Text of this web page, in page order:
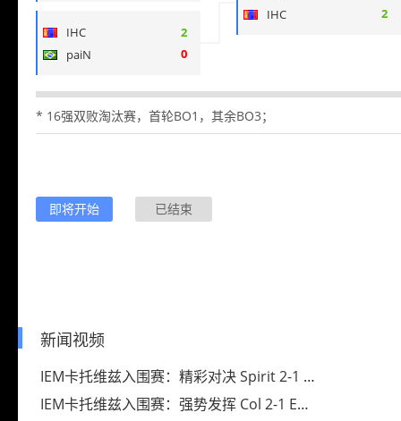
IHC
2
paiN
0
IHC
2
* 16强双败淘汰赛，首轮BO1，其余BO3；
即将开始 已结束
新闻视频
IEM卡托维兹入围赛：精彩对决 Spirit 2-1 Sprout
IEM卡托维兹入围赛：强势发挥 Col 2-1 ENCE